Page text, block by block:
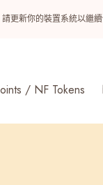
更新你的裝置系統以繼
/ NF Tokens